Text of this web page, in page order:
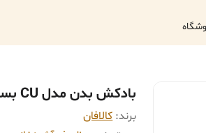
بادکش بدن مدل CU بسته 6 عددی
برند: کالافان